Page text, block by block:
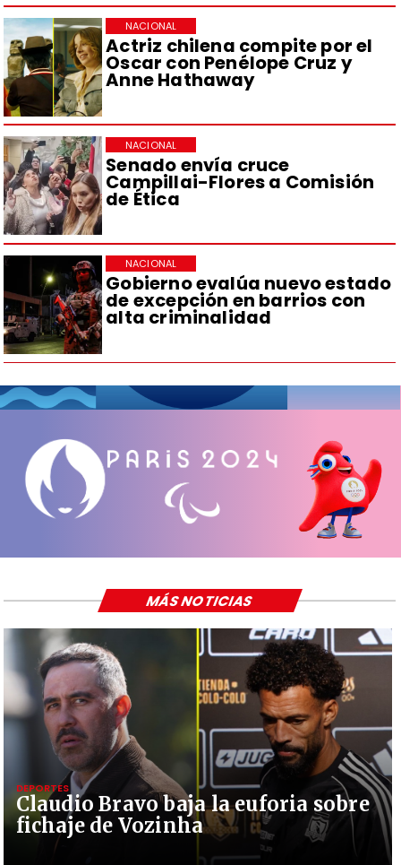
Actriz chilena compite por el
Oscar con Penélope Cruz y
Anne Hathaway
NACIONAL
Senado envía cruce
Campillai-Flores a Comisión
de Ética
NACIONAL
Gobierno evalúa nuevo estado
de excepción en barrios con
alta criminalidad
NACIONAL
Claudio Bravo baja la euforia sobre
fichaje de Vozinha
DEPORTES
MÁS NOTICIAS